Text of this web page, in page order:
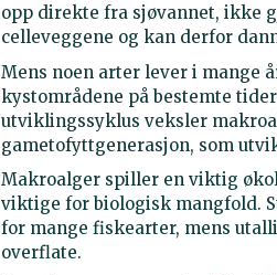
opp direkte fra sjøvannet, ikke
celleveggene og kan derfor
Mens noen arter lever i mange
kystområdene på bestemte
utviklingssyklus veksler
gametofyttgenerasjon, som
Makroalger spiller en viktig
viktige for biologisk mangfold.
for mange fiskearter, mens
overflate.